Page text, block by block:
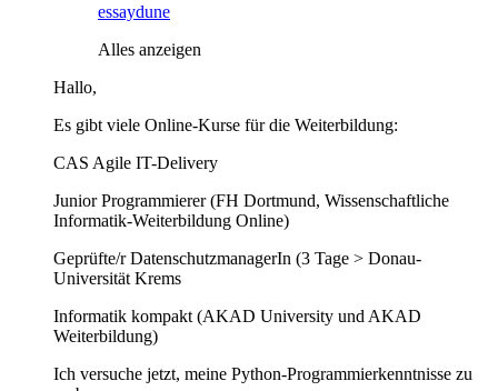
essaydune
Alles anzeigen
Hallo,
Es gibt viele Online-Kurse für die Weiterbildung:
CAS Agile IT-Delivery
Junior Programmierer (FH Dortmund, Wissenschaftliche
Informatik-Weiterbildung Online)
Geprüfte/r DatenschutzmanagerIn (3 Tage > Donau-
Universität Krems
Informatik kompakt (AKAD University und AKAD
Weiterbildung)
Ich versuche jetzt, meine Python-Programmierkenntnisse zu